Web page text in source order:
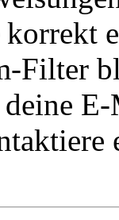
Filter